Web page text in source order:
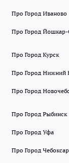
Про Город Иваново
Про Город
Про Город Курск
Про Город Нижний
Про Город
Про Город Рыбинск
Про Город Уфа
Про Город